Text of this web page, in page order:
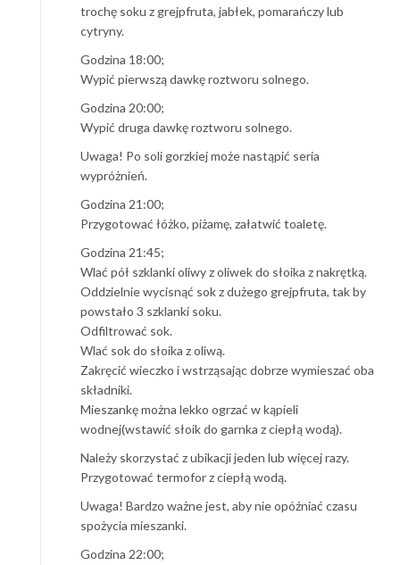
trochę soku z grejpfruta, jabłek, pomarańczy lub
cytryny.
Godzina 18:00;
Wypić pierwszą dawkę roztworu solnego.
Godzina 20:00;
Wypić druga dawkę roztworu solnego.
Uwaga! Po soli gorzkiej może nastąpić seria
wypróżnień.
Godzina 21:00;
Przygotować łóżko, piżamę, załatwić toaletę.
Godzina 21:45;
Wlać pół szklanki oliwy z oliwek do słoika z nakrętką.
Oddzielnie wycisnąć sok z dużego grejpfruta, tak by
powstało 3 szklanki soku.
Odfiltrować sok.
Wlać sok do słoika z oliwą.
Zakręcić wieczko i wstrząsając dobrze wymieszać oba
składniki.
Mieszankę można lekko ogrzać w kąpieli
wodnej(wstawić słoik do garnka z ciepłą wodą).
Należy skorzystać z ubikacji jeden lub więcej razy.
Przygotować termofor z ciepłą wodą.
Uwaga! Bardzo ważne jest, aby nie opóźniać czasu
spożycia mieszanki.
Godzina 22:00;